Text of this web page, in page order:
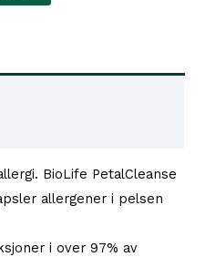
BioLife PetalCleanse
allergener i pelsen
i over 97% av